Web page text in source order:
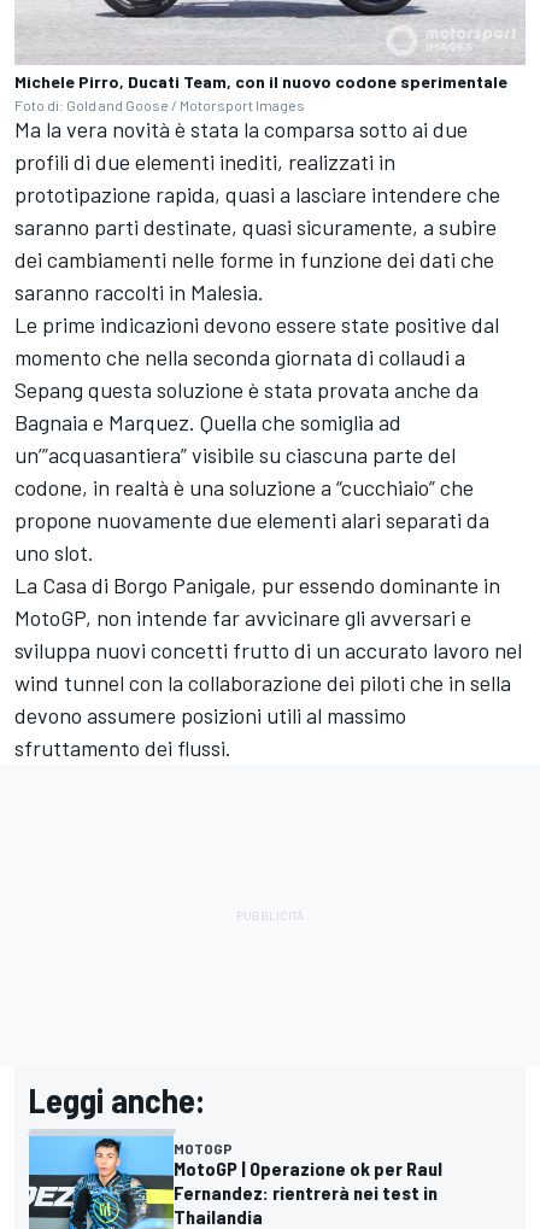
Michele Pirro, Ducati Team, con il nuovo codone sperimentale
Foto di: Gold and Goose / Motorsport Images
Ma la vera novità è stata la comparsa sotto ai due
profili di due elementi inediti, realizzati in
prototipazione rapida, quasi a lasciare intendere che
saranno parti destinate, quasi sicuramente, a subire
dei cambiamenti nelle forme in funzione dei dati che
saranno raccolti in Malesia.
Le prime indicazioni devono essere state positive dal
momento che nella seconda giornata di collaudi a
Sepang questa soluzione è stata provata anche da
Bagnaia e Marquez. Quella che somiglia ad
un’”acquasantiera” visibile su ciascuna parte del
codone, in realtà è una soluzione a “cucchiaio” che
propone nuovamente due elementi alari separati da
uno slot.
La Casa di Borgo Panigale, pur essendo dominante in
MotoGP, non intende far avvicinare gli avversari e
sviluppa nuovi concetti frutto di un accurato lavoro nel
wind tunnel con la collaborazione dei piloti che in sella
devono assumere posizioni utili al massimo
sfruttamento dei flussi.
Leggi anche:
MOTOGP
MotoGP | Operazione ok per Raul
Fernandez: rientrerà nei test in
Thailandia